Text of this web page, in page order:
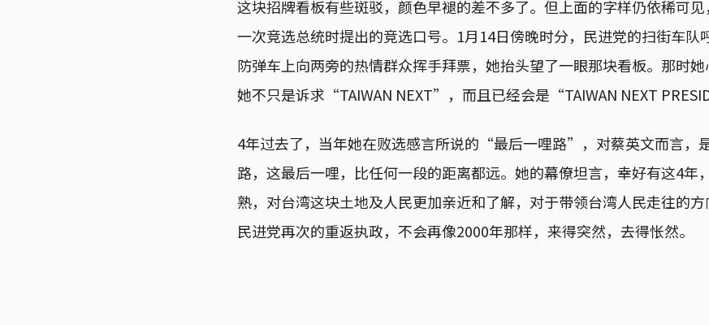
这块招牌看板有些斑驳，颜色早褪的差不多了。但上面的字样仍依稀可
一次竞选总统时提出的竞选口号。1月14日傍晚时分，民进党的扫街车队
防弹车上向两旁的热情群众挥手拜票，她抬头望了一眼那块看板。那时她
她不只是诉求“TAIWAN NEXT”，而且已经会是“TAIWAN NEXT
4年过去了，当年她在败选感言所说的“最后一哩路”，对蔡英文而言，
路，这最后一哩，比任何一段的距离都远。她的幕僚坦言，幸好有这4年
熟，对台湾这块土地及人民更加亲近和了解，对于带领台湾人民走往的
民进党再次的重返执政，不会再像2000年那样，来得突然，去得怅然。